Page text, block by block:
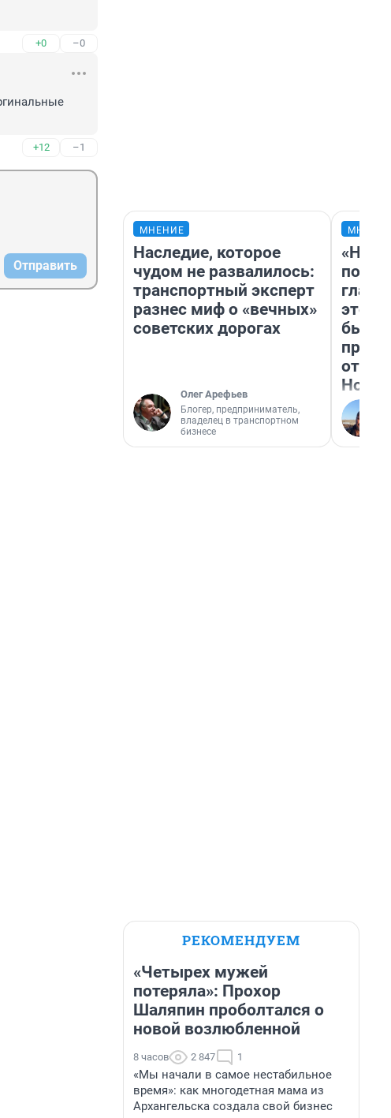
+0 –0
+12 –1
Отправить
МНЕНИЕ
Наследие, которое
чудом не развалилось:
транспортный эксперт
разнес миф о «вечных»
советских дорогах
Олег Арефьев
Блогер, предприниматель,
владелец в транспортном
бизнесе
этого
бьет
РЕКОМЕНДУЕМ
«Четырех мужей
потеряла»: Прохор
Шаляпин проболтался о
новой возлюбленной
8 часов 2 847 1
«Мы начали в самое нестабильное
время»: как многодетная мама из
Архангельска создала свой бизнес